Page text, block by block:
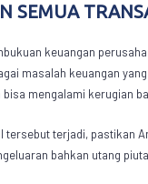
SEMUA
keuangan
masalah keuangan
bisa mengalami kerugian
tersebut terjadi, pastikan
bahkan utang